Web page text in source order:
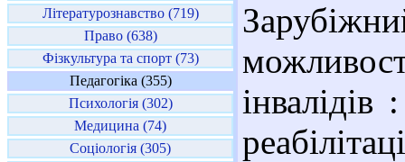
Літературознавство (719)
Право (638)
Фізкультура та спорт (73)
Педагогіка (355)
Психологія (302)
Медицина (74)
Соціологія (305)